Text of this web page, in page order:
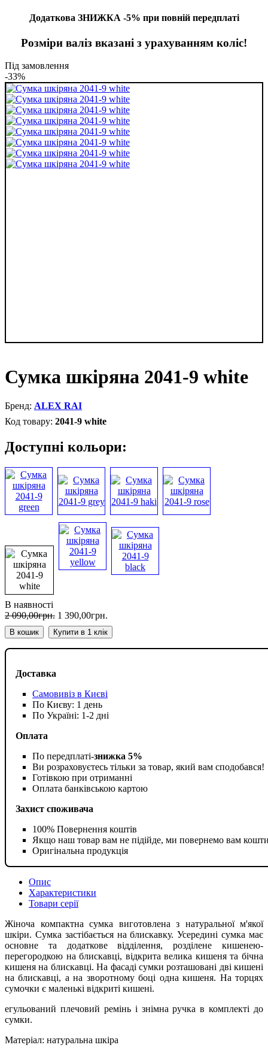
Додаткова ЗНИЖКА -5% при повній передплаті
Розміри валіз вказані з урахуванням коліс!
Під замовлення
-33%
Сумка шкіряна 2041-9 white
Доставка
Самовивіз в Києві
По Києву: 1 день
По Україні: 1-2 дні
Оплата
По передплаті-знижка 5%
Ви розраховуєтесь тільки за товар, який вам сподобався!
Готівкою при отриманні
Оплата банківською картою
Захист споживача
100% Повернення коштів
Якщо наш товар вам не підійде, ми повернемо вам
Оригінальна продукція
ALEX RAI
2041-9 white
Доступні кольори:
В наявності
2 090,00грн. 1 390,00грн.
В кошик Купити в 1 клік
Опис
Характеристики
Товари серії
Жіноча компактна сумка виготовлена з натуральної м'якої
шкіри. Сумка застібається на блискавку. Усередині сумка має
основне та додаткове відділення, розділене кишенею-
перегородкою на блискавці, відкрита велика кишеня та бічна
кишеня на блискавці. На фасаді сумки розташовані дві кишені
на блискавці, а на зворотному боці одна кишеня. На торцях
сумочки є маленькі відкриті кишені.
егульований плечовий ремінь і знімна ручка в комплекті до
сумки.
Матеріал: натуральна шкіра